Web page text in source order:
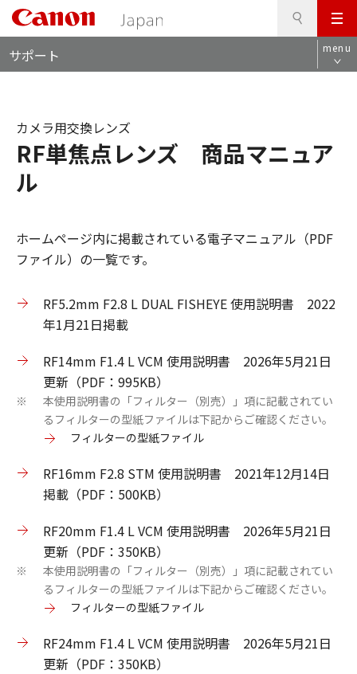
メ
ニ
ュ
サポート menu
RF単焦点レンズ 商品マニュア
ル
カメラ用交換レンズ
ホームページ内に掲載されている電子マニュアル（PDF
ファイル）の一覧です。
RF5.2mm F2.8 L DUAL FISHEYE 使用説明書 2022
年1月21日掲載
RF14mm F1.4 L VCM 使用説明書 2026年5月21日
更新（PDF：995KB）
※
本使用説明書の「フィルター（別売）」項に記載されてい
るフィルターの型紙ファイルは下記からご確認ください。
フィルターの型紙ファイル
RF16mm F2.8 STM 使用説明書 2021年12月14日
掲載（PDF：500KB）
RF20mm F1.4 L VCM 使用説明書 2026年5月21日
更新（PDF：350KB）
※
本使用説明書の「フィルター（別売）」項に記載されてい
るフィルターの型紙ファイルは下記からご確認ください。
フィルターの型紙ファイル
RF24mm F1.4 L VCM 使用説明書 2026年5月21日
更新（PDF：350KB）